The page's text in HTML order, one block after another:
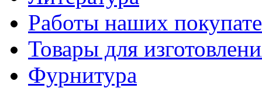
Работы наших
Товары для
Фурнитура